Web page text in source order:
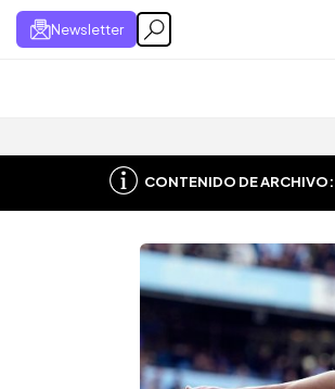
Newsletter
CONTENIDO DE ARCHIVO: